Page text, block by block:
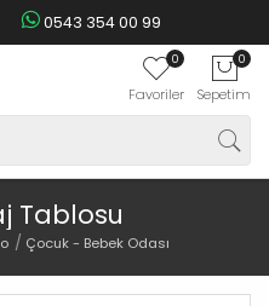
0543 354 00 99
0
Favoriler
0
Sepetim
Tablosu
Çocuk - Bebek Odası